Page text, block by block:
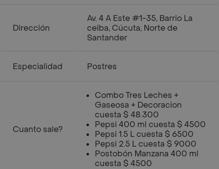
Dirección
Av. 4 A Este #1-35, Barrio La
ceiba, Cúcuta, Norte de
Santander
Especialidad Postres
Cuanto sale?
Combo Tres Leches +
Gaseosa + Decoracion
cuesta $ 48.300
Pepsi 400 ml cuesta $ 4500
Pepsi 1.5 L cuesta $ 6500
Pepsi 2.5 L cuesta $ 9000
Postobón Manzana 400 ml
cuesta $ 4500